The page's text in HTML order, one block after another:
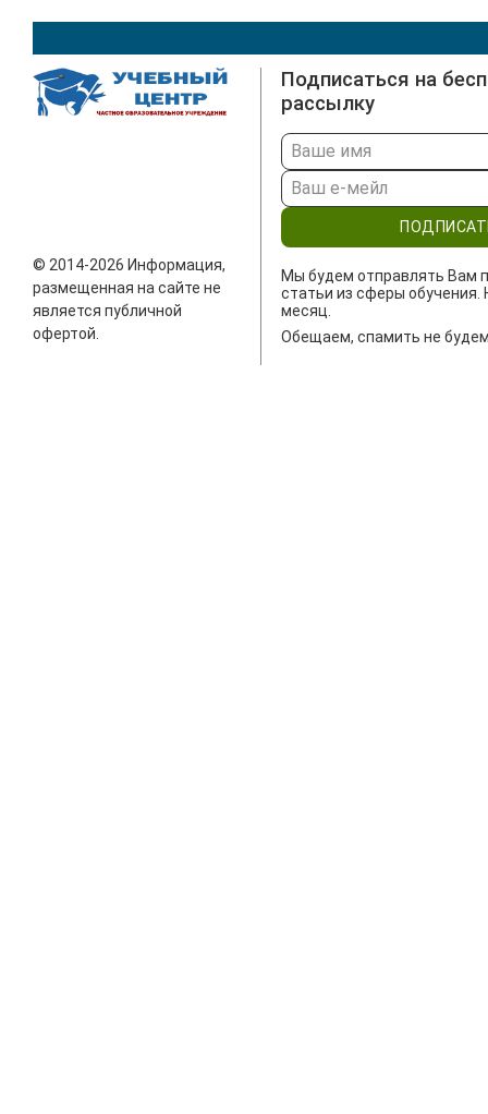
© 2014-2026 Информация,
размещенная на сайте не
является публичной
офертой.
Подписаться на
рассылку
Мы будем отправлять Вам
статьи из сферы обучения.
месяц.
Обещаем, спамить не